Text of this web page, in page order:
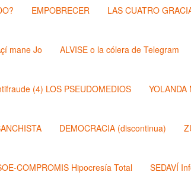
EMPOBRECER LAS CUATRO
mane Jo ALVISE o la cólera de Telegram
(4) LOS PSEUDOMEDIOS
DEMOCRACIA (discontinua)
COMPROMIS Hipocresía Total SEDAVÍ